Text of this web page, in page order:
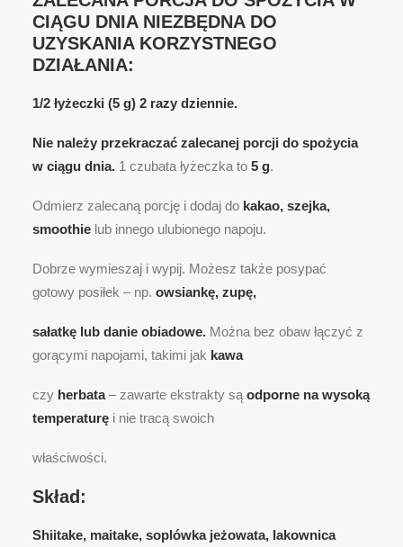
CIĄGU DNIA NIEZBĘDNA DO
UZYSKANIA KORZYSTNEGO
DZIAŁANIA:
1/2 łyżeczki (5 g) 2 razy dziennie.
Nie należy przekraczać zalecanej porcji do spożycia
w ciągu dnia. 1 czubata łyżeczka to 5 g.
Odmierz zalecaną porcję i dodaj do kakao, szejka,
smoothie lub innego ulubionego napoju.
Dobrze wymieszaj i wypij. Możesz także posypać
gotowy posiłek – np. owsiankę, zupę,
sałatkę lub danie obiadowe. Można bez obaw łączyć z
gorącymi napojami, takimi jak kawa
czy herbata– zawarte ekstrakty są odporne na wysoką
temperaturę i nie tracą swoich
właściwości.
Skład:
Shiitake, maitake, soplówka jeżowata, lakownica